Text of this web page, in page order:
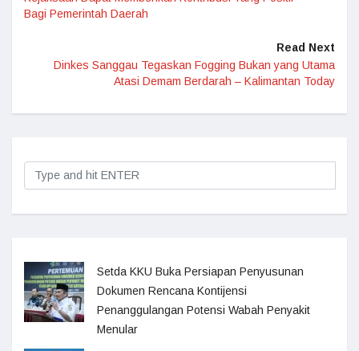
Bagi Pemerintah Daerah
Read Next
Dinkes Sanggau Tegaskan Fogging Bukan yang Utama
Atasi Demam Berdarah – Kalimantan Today
Setda KKU Buka Persiapan Penyusunan
Dokumen Rencana Kontijensi
Penanggulangan Potensi Wabah Penyakit
Menular